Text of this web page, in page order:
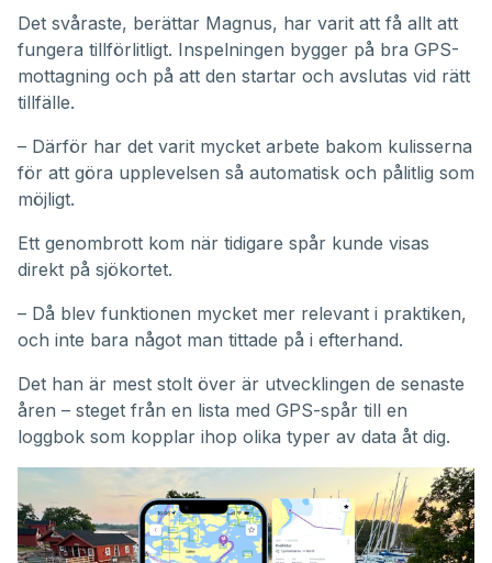
Det svåraste, berättar Magnus, har varit att få allt att
fungera tillförlitligt. Inspelningen bygger på bra GPS-
mottagning och på att den startar och avslutas vid rätt
tillfälle.
– Därför har det varit mycket arbete bakom kulisserna
för att göra upplevelsen så automatisk och pålitlig som
möjligt.
Ett genombrott kom när tidigare spår kunde visas
direkt på sjökortet.
– Då blev funktionen mycket mer relevant i praktiken,
och inte bara något man tittade på i efterhand.
Det han är mest stolt över är utvecklingen de senaste
åren – steget från en lista med GPS-spår till en
loggbok som kopplar ihop olika typer av data åt dig.